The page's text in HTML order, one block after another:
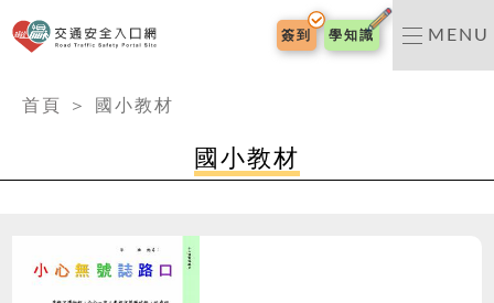
交通安全入口網
簽到 學知識 MENU
首頁
＞ 國小教材
國小教材